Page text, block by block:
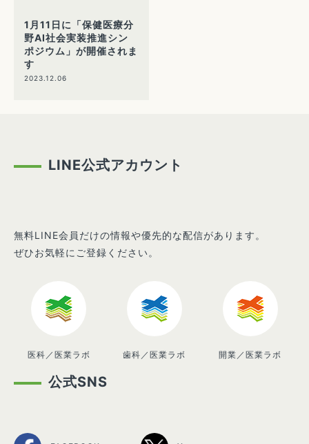
1月11日に「保健医療分
野AI社会実装推進シン
ポジウム」が開催されま
す
2023.12.06
LINE公式アカウント
無料LINE会員だけの情報や優先的な配信があります。
ぜひお気軽にご登録ください。
医科／医業ラボ 歯科／医業ラボ 開業／医業ラボ
公式SNS